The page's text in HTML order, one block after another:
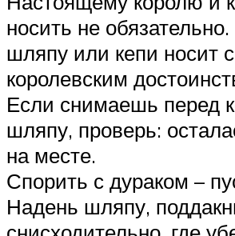
носить не
шляпу или кепи носит с
королевским
Если снимаешь перед
шляпу, проверь:
на месте.
Спорить с дураком –
Надень шляпу,